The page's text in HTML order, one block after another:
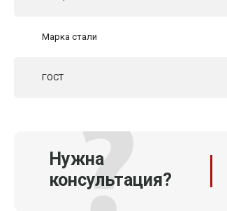
Марка стали
ГОСТ
Нужна
консультация?